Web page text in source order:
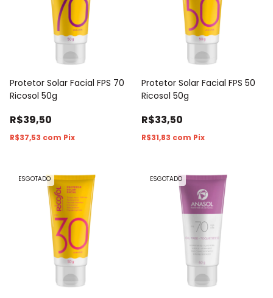
Protetor Solar Facial FPS 70
Ricosol 50g
R$39,50
R$37,53 com Pix
Protetor Solar Facial FPS 50
Ricosol 50g
R$33,50
R$31,83 com Pix
ESGOTADO ESGOTADO